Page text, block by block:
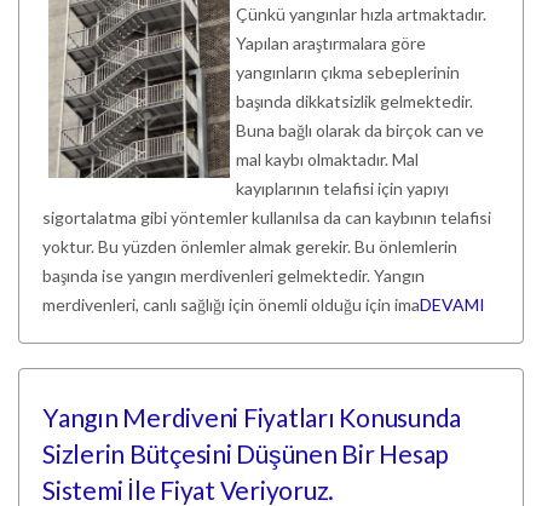
Çünkü yangınlar hızla artmaktadır.
Yapılan araştırmalara göre
yangınların çıkma sebeplerinin
başında dikkatsizlik gelmektedir.
Buna bağlı olarak da birçok can ve
mal kaybı olmaktadır. Mal
kayıplarının telafisi için yapıyı
sigortalatma gibi yöntemler kullanılsa da can kaybının telafisi
yoktur. Bu yüzden önlemler almak gerekir. Bu önlemlerin
başında ise yangın merdivenleri gelmektedir. Yangın
merdivenleri, canlı sağlığı için önemli olduğu için imaDEVAMI
Yangın Merdiveni Fiyatları Konusunda
Sizlerin Bütçesini Düşünen Bir Hesap
Sistemi İle Fiyat Veriyoruz.